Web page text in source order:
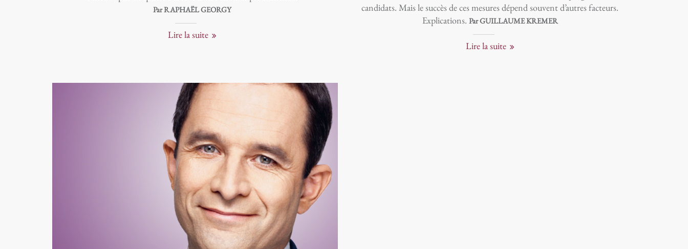
Par RAPHAËL GEORGY
Lire la suite
candidats. Mais le succès de ces mesures dépend souvent d’autres facteurs.
Explications. Par GUILLAUME KREMER
Lire la suite